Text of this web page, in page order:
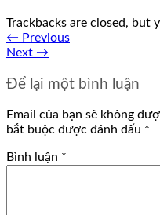
Trackbacks are closed, but
← Previous
Next →
Để lại một bình luận
Email của bạn sẽ không
bắt buộc được đánh dấu *
Bình luận *